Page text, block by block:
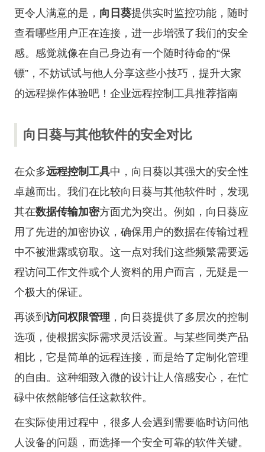
更令人满意的是， 向日葵提供实时监控功能，随时
查看哪些用户正在连接，进一步增强了我们的安全
感。感觉就像在自己身边有一个随时待命的“保
镖”，不妨试试与他人分享这些小技巧，提升大家
的远程操作体验吧！ 企业远程控制工具推荐指南
向日葵与其他软件的安全对比
在众多远程控制工具中，向日葵以其强大的安全性
卓越而出。我们在比较向日葵与其他软件时，发现
其在数据传输加密方面尤为突出。例如，向日葵应
用了先进的加密协议，确保用户的数据在传输过程
中不被泄露或窃取。这一点对我们这些频繁需要远
程访问工作文件或个人资料的用户而言，无疑是一
个极大的保证。
再谈到 访问权限管理 ，向日葵提供了多层次的控制
选项，使根据实际需求灵活设置。与某些同类产品
相比，它是简单的远程连接，而是给了定制化管理
的自由。这种细致入微的设计让人倍感安心，在忙
碌中依然能够信任这款软件。
在实际使用过程中，很多人会遇到需要临时访问他
人设备的问题，而选择一个安全可靠的软件关键。